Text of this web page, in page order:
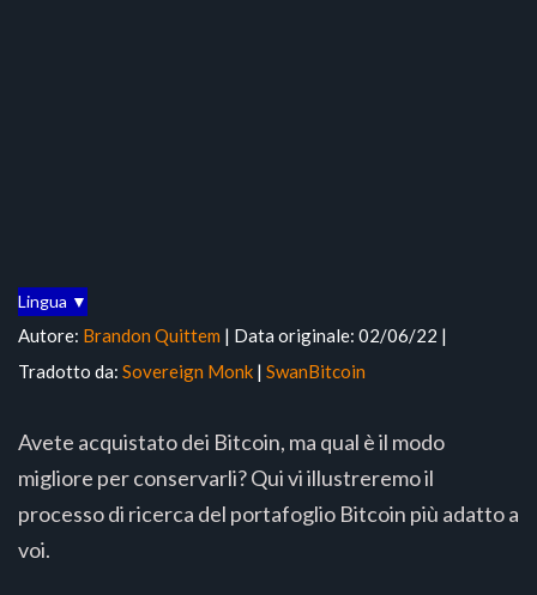
Lingua ▼
Autore: Brandon Quittem | Data originale: 02/06/22 |
Tradotto da: Sovereign Monk | SwanBitcoin
Avete acquistato dei Bitcoin, ma qual è il modo
migliore per conservarli? Qui vi illustreremo il
processo di ricerca del portafoglio Bitcoin più adatto a
voi.